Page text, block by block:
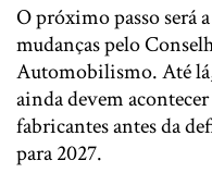
O próximo passo será
mudanças pelo
Automobilismo. Até
ainda devem
fabricantes antes da
para 2027.